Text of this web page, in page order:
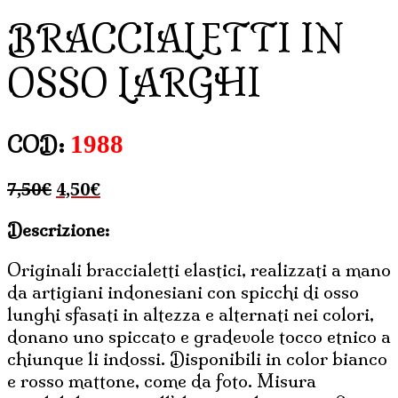
BRACCIALETTI IN
OSSO LARGHI
COD: 1988
7,50€ Il
originale
7,50€.
4,50€Il
attuale
4,50€.
Descrizione:
Originali braccialetti elastici, realizzati a mano
da artigiani indonesiani con spicchi di osso
lunghi sfasati in altezza e alternati nei colori,
donano uno spiccato e gradevole tocco etnico a
chiunque li indossi. Disponibili in color bianco
e rosso mattone, come da foto. Misura